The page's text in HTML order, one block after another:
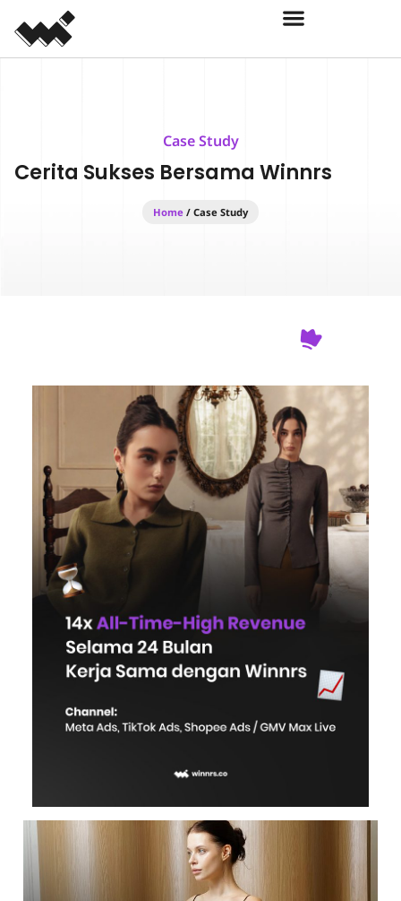
Case Study
Cerita Sukses Bersama Winnrs
Home / Case Study